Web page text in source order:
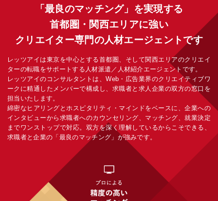
「最良のマッチング」を実現する
首都圏・関西エリアに強い
クリエイター専門の人材エージェントです
レッツアイは東京を中心とする首都圏、そして関西エリアのクリエイ
ターの転職をサポートする人材派遣／人材紹介エージェントです。
レッツアイのコンサルタントは、Web・広告業界のクリエイティブワ
ークに精通したメンバーで構成し、求職者と求人企業の双方の窓口を
担当いたします。
綿密なヒアリングとホスピタリティ・マインドをベースに、企業への
インタビューから求職者へのカウンセリング、マッチング、就業決定
までワンストップで対応。双方を深く理解しているからこそできる、
求職者と企業の「最良のマッチング」が強みです。